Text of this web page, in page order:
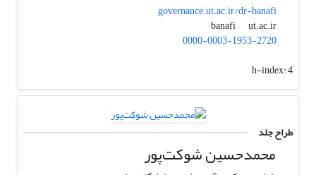
governance.ut.ac.ir/dr-banafi
banafi
ut.ac.ir
0000-0003-1953-2720
h-index:4
طراح جلد
محمدحسین شوکت‌پور